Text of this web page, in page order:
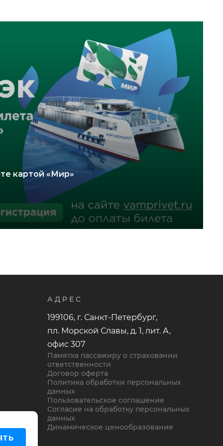
картой «Мир»
АДРЕС
199106, г. Санкт-Петербург,
пл. Морской Славы, д. 1, лит. А,
офис 307
Памятка пассажиру о страховании
ответственности
Договор оферта
Политика обработки персональных
данных
Пользовательское соглашение
Согласие на обработку персональных
данных
Динамическое ценообразование